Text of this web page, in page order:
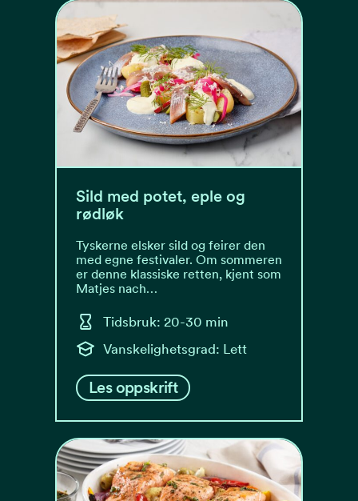
Sild med potet, eple og
rødløk
Tyskerne elsker sild og feirer den
med egne festivaler. Om sommeren
er denne klassiske retten, kjent som
Matjes nach…
Tidsbruk: 20-30 min
Vanskelighetsgrad: Lett
Les oppskrift